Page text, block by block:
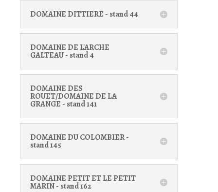
DOMAINE DITTIERE - stand 44
DOMAINE DE L'ARCHE
GALTEAU - stand 4
DOMAINE DES
ROUET/DOMAINE DE LA
GRANGE - stand 141
DOMAINE DU COLOMBIER -
stand 145
DOMAINE PETIT ET LE PETIT
MARIN - stand 162